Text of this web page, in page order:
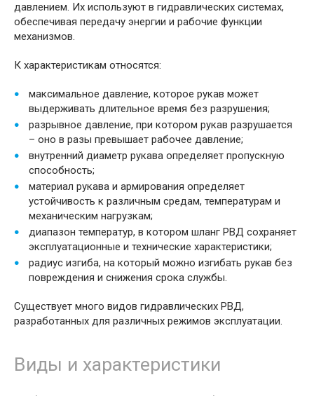
давлением. Их используют в гидравлических системах,
обеспечивая передачу энергии и рабочие функции
механизмов.
К характеристикам относятся:
максимальное давление, которое рукав может
выдерживать длительное время без разрушения;
разрывное давление, при котором рукав разрушается
– оно в разы превышает рабочее давление;
внутренний диаметр рукава определяет пропускную
способность;
материал рукава и армирования определяет
устойчивость к различным средам, температурам и
механическим нагрузкам;
диапазон температур, в котором шланг РВД сохраняет
эксплуатационные и технические характеристики;
радиус изгиба, на который можно изгибать рукав без
повреждения и снижения срока службы.
Существует много видов гидравлических РВД,
разработанных для различных режимов эксплуатации.
Виды и характеристики